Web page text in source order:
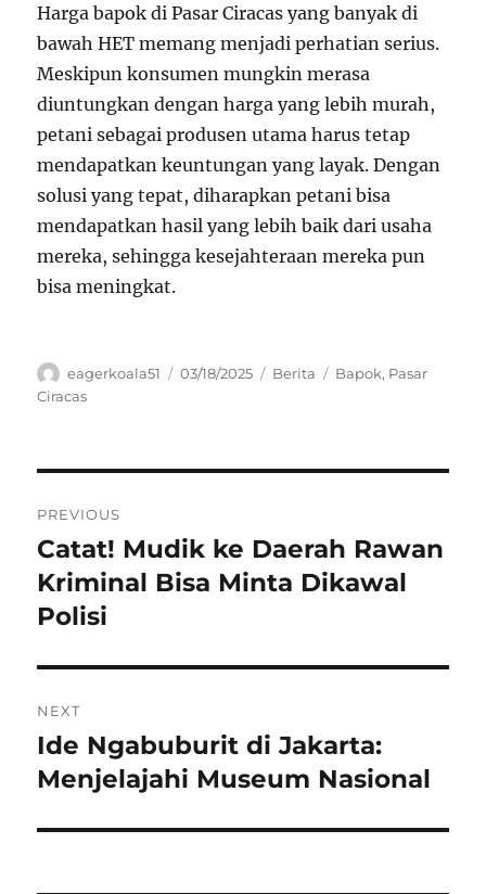
Harga bapok di Pasar Ciracas yang banyak di
bawah HET memang menjadi perhatian serius.
Meskipun konsumen mungkin merasa
diuntungkan dengan harga yang lebih murah,
petani sebagai produsen utama harus tetap
mendapatkan keuntungan yang layak. Dengan
solusi yang tepat, diharapkan petani bisa
mendapatkan hasil yang lebih baik dari usaha
mereka, sehingga kesejahteraan mereka pun
bisa meningkat.
Author
eagerkoala51
Posted
03/18/2025 Categories
Berita Tags
Bapok, Pasar
Ciracas
pos
PREVIOUS
Previous
post:
Catat! Mudik ke Daerah Rawan
Kriminal Bisa Minta Dikawal
Polisi
NEXT
Next
post:
Ide Ngabuburit di Jakarta:
Menjelajahi Museum Nasional